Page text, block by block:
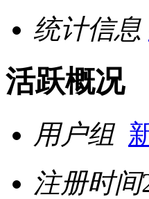
统计信息
活跃概况
用户组
注册时间